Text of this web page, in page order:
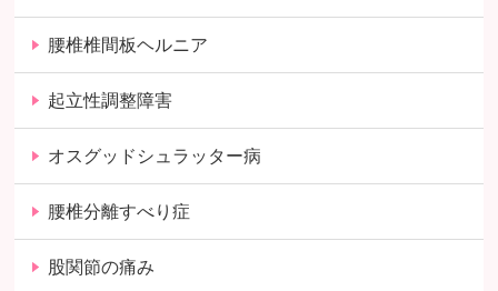
腰椎椎間板ヘルニア
起立性調整障害
オスグッドシュラッター病
腰椎分離すべり症
股関節の痛み